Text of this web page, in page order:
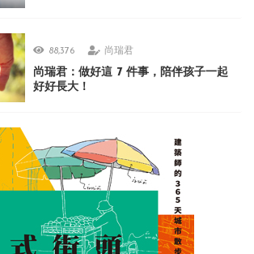
88,376 尚瑞君
尚瑞君：做好這 7 件事，陪伴孩子一起
好好長大！